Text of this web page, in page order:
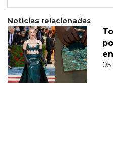
Noticias relacionadas
05